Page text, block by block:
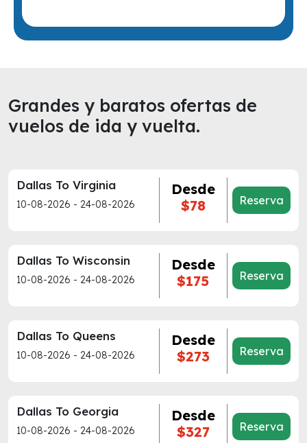
Grandes y baratos ofertas de
vuelos de ida y vuelta.
Dallas To Virginia
10-08-2026 - 24-08-2026
Desde
$78
Reserva
Dallas To Wisconsin
10-08-2026 - 24-08-2026
Desde
$175
Reserva
Dallas To Queens
10-08-2026 - 24-08-2026
Desde
$273
Reserva
Dallas To Georgia
10-08-2026 - 24-08-2026
Desde
$327
Reserva